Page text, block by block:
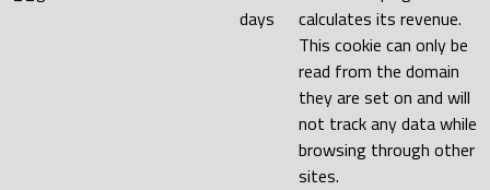
days
calculates its revenue.
This cookie can only be
read from the domain
they are set on and will
not track any data while
browsing through other
sites.